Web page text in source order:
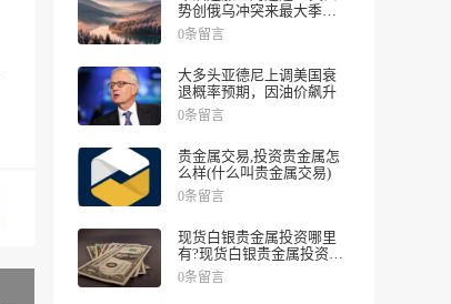
势创俄乌冲突来最大季度
涨幅
0条留言
大多头亚德尼上调美国衰
退概率预期，因油价飙升
0条留言
贵金属交易,投资贵金属怎
么样(什么叫贵金属交易)
0条留言
现货白银贵金属投资哪里
有?现货白银贵金属投资被
诱导投资亏损
0条留言